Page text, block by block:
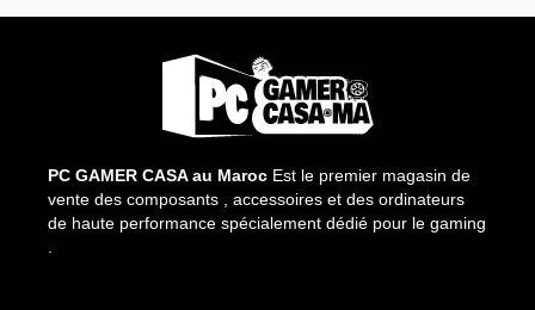
PC GAMER CASA au Maroc Est le premier magasin de
vente des composants , accessoires et des ordinateurs
de haute performance spécialement dédié pour le gaming